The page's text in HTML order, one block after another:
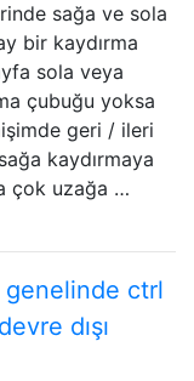
sağa ve sola
bir kaydırma
sola veya
çubuğu yoksa
geri / ileri
kaydırmaya
çok uzağa …
ctrl
dışı